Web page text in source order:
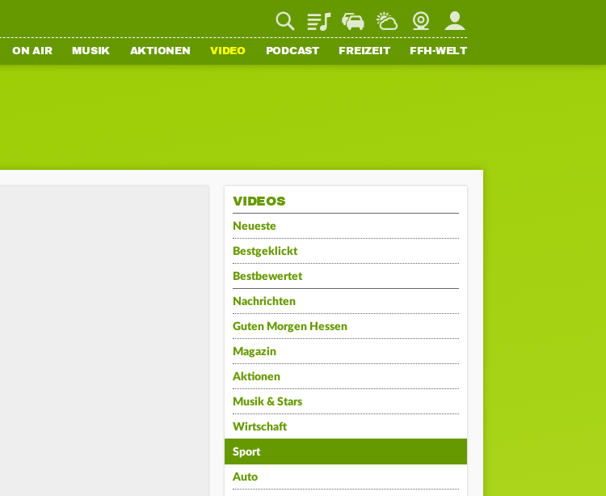
PlaylistStaupilotWetterWebcamMein FFH
ON AIR MUSIK AKTIONEN VIDEO PODCAST FREIZEIT FFH-WELT
VIDEOS
Neueste
Bestgeklickt
Bestbewertet
Nachrichten
Guten Morgen Hessen
Magazin
Aktionen
Musik & Stars
Wirtschaft
Sport
Auto